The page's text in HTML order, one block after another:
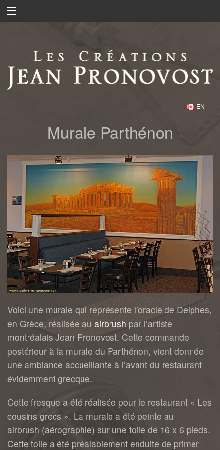
EN
Murale Parthénon
Voici une murale qui représente l’oracle de Delphes,
en Grèce, réalisée au airbrush par l’artiste
montréalais Jean Pronovost. Cette commande
postérieur à la murale du Parthénon, vient donnée
une ambiance accueillante à l’avant du restaurant
évidemment grecque.
Cette fresque a été réalisée pour le restaurant « Les
cousins grecs ». La murale a été peinte au
airbrush (aérographie) sur une toile de 16 x 6 pieds.
Cette toile a été préalablement enduite de primer